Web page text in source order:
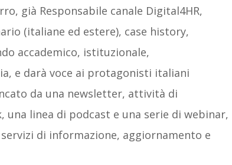
già Responsabile canale Digital4HR,
(italiane ed estere), case history,
accademico, istituzionale,
e darà voce ai protagonisti italiani
da una newsletter, attività di
linea di podcast e una serie di webinar,
di informazione, aggiornamento e